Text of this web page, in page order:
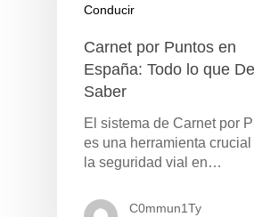
Conducir
Carnet por Puntos en
España: Todo lo que
Saber
El sistema de Carnet por
es una herramienta crucial
la seguridad vial en…
C0mmun1Ty